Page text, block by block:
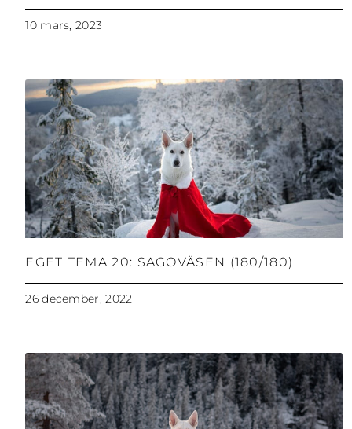
10 mars, 2023
EGET TEMA 20: SAGOVÄSEN (180/180)
26 december, 2022